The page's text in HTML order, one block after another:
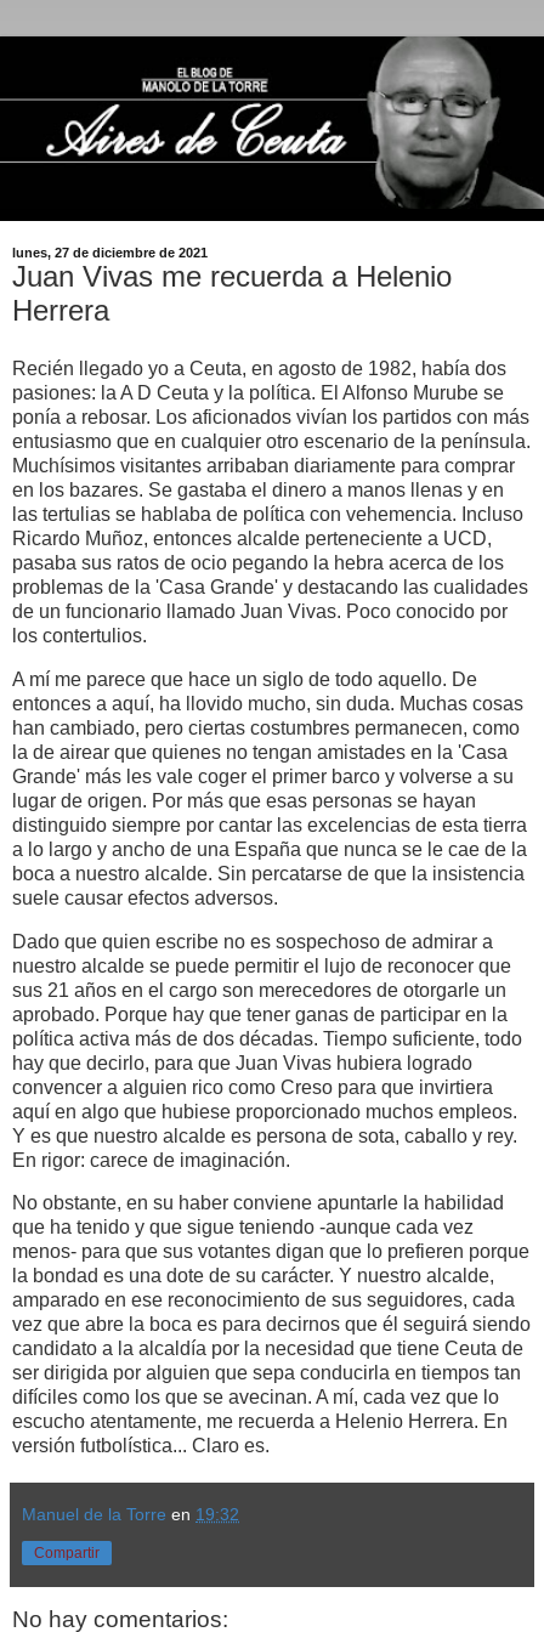
lunes, 27 de diciembre de 2021
Juan Vivas me recuerda a Helenio
Herrera
Recién llegado yo a Ceuta, en agosto de 1982, había dos
pasiones: la A D Ceuta y la política. El Alfonso Murube se
ponía a rebosar. Los aficionados vivían los partidos con más
entusiasmo que en cualquier otro escenario de la península.
Muchísimos visitantes arribaban diariamente para comprar
en los bazares. Se gastaba el dinero a manos llenas y en
las tertulias se hablaba de política con vehemencia. Incluso
Ricardo Muñoz, entonces alcalde perteneciente a UCD,
pasaba sus ratos de ocio pegando la hebra acerca de los
problemas de la 'Casa Grande' y destacando las cualidades
de un funcionario llamado Juan Vivas. Poco conocido por
los contertulios.
A mí me parece que hace un siglo de todo aquello. De
entonces a aquí, ha llovido mucho, sin duda. Muchas cosas
han cambiado, pero ciertas costumbres permanecen, como
la de airear que quienes no tengan amistades en la 'Casa
Grande' más les vale coger el primer barco y volverse a su
lugar de origen. Por más que esas personas se hayan
distinguido siempre por cantar las excelencias de esta tierra
a lo largo y ancho de una España que nunca se le cae de la
boca a nuestro alcalde. Sin percatarse de que la insistencia
suele causar efectos adversos.
Dado que quien escribe no es sospechoso de admirar a
nuestro alcalde se puede permitir el lujo de reconocer que
sus 21 años en el cargo son merecedores de otorgarle un
aprobado. Porque hay que tener ganas de participar en la
política activa más de dos décadas. Tiempo suficiente, todo
hay que decirlo, para que Juan Vivas hubiera logrado
convencer a alguien rico como Creso para que invirtiera
aquí en algo que hubiese proporcionado muchos empleos.
Y es que nuestro alcalde es persona de sota, caballo y rey.
En rigor: carece de imaginación.
No obstante, en su haber conviene apuntarle la habilidad
que ha tenido y que sigue teniendo -aunque cada vez
menos- para que sus votantes digan que lo prefieren porque
la bondad es una dote de su carácter. Y nuestro alcalde,
amparado en ese reconocimiento de sus seguidores, cada
vez que abre la boca es para decirnos que él seguirá siendo
candidato a la alcaldía por la necesidad que tiene Ceuta de
ser dirigida por alguien que sepa conducirla en tiempos tan
difíciles como los que se avecinan. A mí, cada vez que lo
escucho atentamente, me recuerda a Helenio Herrera. En
versión futbolística... Claro es.
Manuel de la Torre en 19:32
Compartir
No hay comentarios: